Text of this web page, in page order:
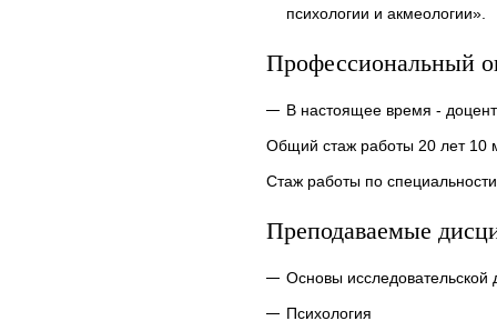
психологии и акмеологии».
Профессиональный
В настоящее время -
Общий стаж работы 20 лет 10
Стаж работы по
Преподаваемые
Основы исследовательской
Психология